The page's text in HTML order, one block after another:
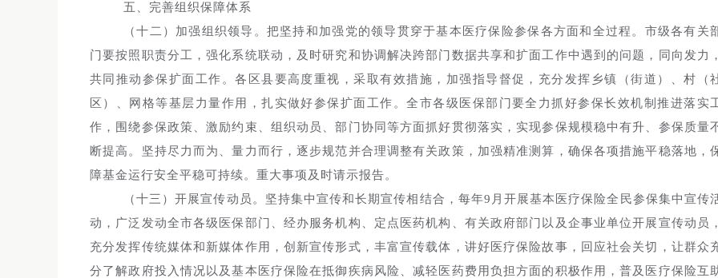
五、完善组织保障体系
（十二）加强组织领导。把坚持和加强党的领导贯穿于基本医疗保险参保各方面和全过程。市级各有关
门要按照职责分工，强化系统联动，及时研究和协调解决跨部门数据共享和扩面工作中遇到的问题，同向发力，
共同推动参保扩面工作。各区县要高度重视，采取有效措施，加强指导督促，充分发挥乡镇（街道）、村（
区）、网格等基层力量作用，扎实做好参保扩面工作。全市各级医保部门要全力抓好参保长效机制推进落实
作，围绕参保政策、激励约束、组织动员、部门协同等方面抓好贯彻落实，实现参保规模稳中有升、参保质量
断提高。坚持尽力而为、量力而行，逐步规范并合理调整有关政策，加强精准测算，确保各项措施平稳落地，
障基金运行安全平稳可持续。重大事项及时请示报告。
（十三）开展宣传动员。坚持集中宣传和长期宣传相结合，每年9月开展基本医疗保险全民参保集中宣传
动，广泛发动全市各级医保部门、经办服务机构、定点医药机构、有关政府部门以及企事业单位开展宣传动员，
充分发挥传统媒体和新媒体作用，创新宣传形式，丰富宣传载体，讲好医疗保险故事，回应社会关切，让群众
分了解政府投入情况以及基本医疗保险在抵御疾病风险、减轻医药费用负担方面的积极作用，普及医疗保险互